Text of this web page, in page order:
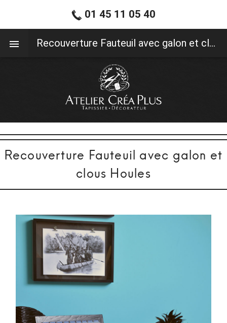
Recouverture Fauteuil avec galon et
clous Houles
01 45 11 05 40
Recouverture Fauteuil avec galon et clous Houles